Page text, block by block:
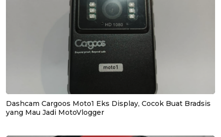
Dashcam Cargoos Moto1 Eks Display, Cocok Buat Bradsis
yang Mau Jadi MotoVlogger